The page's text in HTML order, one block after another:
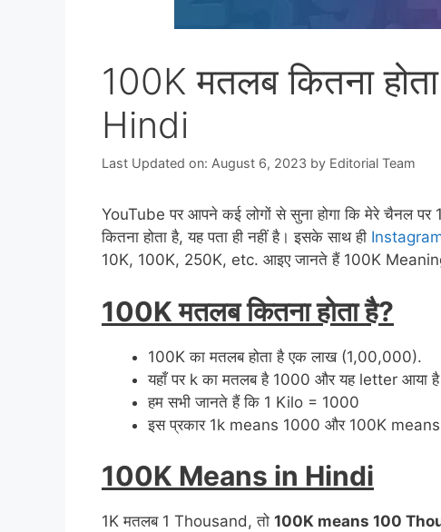
100K मतलब कितना
Hindi
Last Updated on: August 6, 2023 by Editorial Team
YouTube पर आपने कई लोगों से सुना होगा कि मेरे चैनल
कितना होता है, यह पता ही नहीं है। इसके साथ ही
10K, 100K, 250K, etc. आइए जानते हैं 100K
100K मतलब कितना होता है?
100K का मतलब होता है एक लाख (1,00,000).
यहाँ पर k का मतलब है 1000 और यह letter आया है
हम सभी जानते हैं कि 1 Kilo = 1000
इस प्रकार 1k means 1000 और 100K
100K Means in Hindi
1K मतलब 1 Thousand, तो 100K means 100